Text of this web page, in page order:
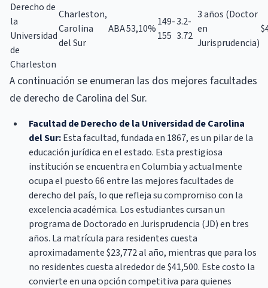
Derecho de
la
Universidad
de
Charleston
Charleston,
Carolina
del Sur
ABA53,10%
149-
155
3.2-
3.72
3 años (Doctor
en
Jurisprudencia)
A continuación se enumeran las dos mejores facultades
de derecho de Carolina del Sur.
Facultad de Derecho de la Universidad de Carolina
del Sur:Esta facultad, fundada en 1867, es un pilar de la
educación jurídica en el estado. Esta prestigiosa
institución se encuentra en Columbia y actualmente
ocupa el puesto 66 entre las mejores facultades de
derecho del país, lo que refleja su compromiso con la
excelencia académica. Los estudiantes cursan un
programa de Doctorado en Jurisprudencia (JD) en tres
años. La matrícula para residentes cuesta
aproximadamente $23,772 al año, mientras que para los
no residentes cuesta alrededor de $41,500. Este costo la
convierte en una opción competitiva para quienes